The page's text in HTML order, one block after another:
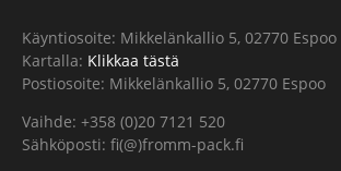
Käyntiosoite: Mikkelänkallio 5, 02770 Espoo
Kartalla: Klikkaa tästä
Postiosoite: Mikkelänkallio 5, 02770 Espoo
Vaihde: +358 (0)20 7121 520
Sähköposti: fi(@)fromm-pack.fi